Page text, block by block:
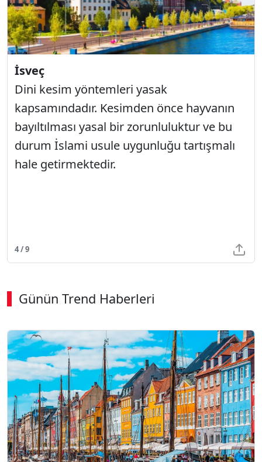
İsveç
Dini kesim yöntemleri yasak
kapsamındadır. Kesimden önce hayvanın
bayıltılması yasal bir zorunluluktur ve bu
durum İslami usule uygunluğu tartışmalı
hale getirmektedir.
4 / 9
Günün Trend Haberleri
00:02 / 08:43
Sesi Aç